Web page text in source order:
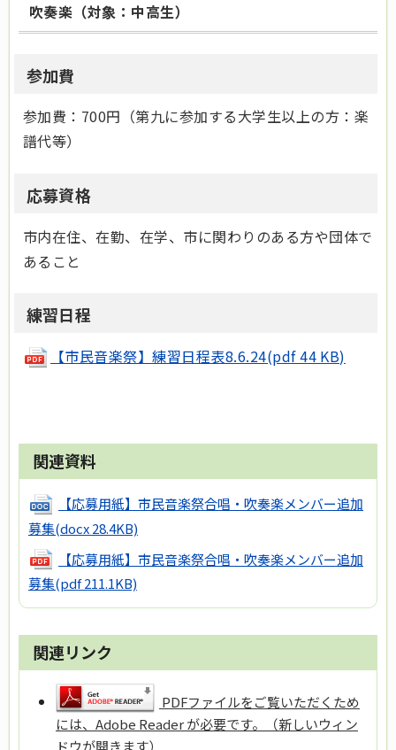
吹奏楽（対象：中高生）
参加費
参加費：700円（第九に参加する大学生以上の方：楽
譜代等）
応募資格
市内在住、在勤、在学、市に関わりのある方や団体で
あること
練習日程
【市民音楽祭】練習日程表8.6.24(pdf 44 KB)
関連資料
【応募用紙】市民音楽祭合唱・吹奏楽メンバー追加
募集(docx 28.4KB)
【応募用紙】市民音楽祭合唱・吹奏楽メンバー追加
募集(pdf 211.1KB)
関連リンク
PDFファイルをご覧いただくため
には、Adobe Reader が必要です。（新しいウィン